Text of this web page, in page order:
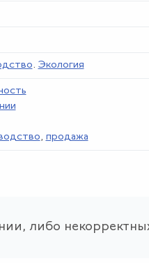
. Экология
, продажа
либо